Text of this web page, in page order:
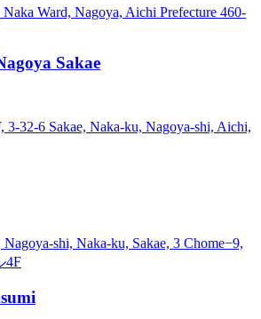
Ward, Nagoya, Aichi Prefecture 460-
Sakae
32-6 Sakae, Naka-ku, Nagoya-shi, Aichi,
shi, Naka-ku, Sakae, 3 Chome−9,
4F